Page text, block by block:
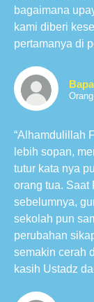
bagaimana
kami diberi
pertamanya di
“Alhamdulillah
lebih sopan,
tutur kata nya
orang tua. Saat
sebelumnya,
sekolah pun
perubahan
semakin cerah
kasih Ustadz